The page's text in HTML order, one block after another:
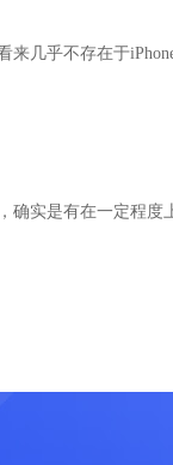
几乎不存在于
确实是有在一定程